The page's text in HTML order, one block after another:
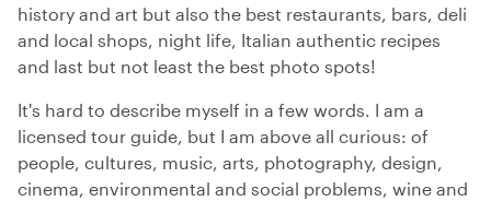
history and art but also the best restaurants, bars, deli
and local shops, night life, Italian authentic recipes
and last but not least the best photo spots!
It's hard to describe myself in a few words. I am a
licensed tour guide, but I am above all curious: of
people, cultures, music, arts, photography, design,
cinema, environmental and social problems, wine and